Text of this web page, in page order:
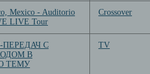
Mexico - Auditorio
LIVE Tour
Crossover
С
В
ТЕМУ
TV